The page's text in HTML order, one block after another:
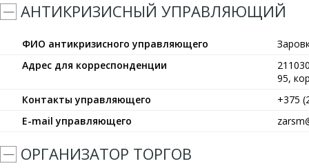
АНТИКРИЗИСНЫЙ УПРАВЛЯЮЩИЙ
ФИО антикризисного управляющего
Адрес для корреспонденции
95,
Контакты управляющего
+375
E-mail управляющего
ОРГАНИЗАТОР ТОРГОВ